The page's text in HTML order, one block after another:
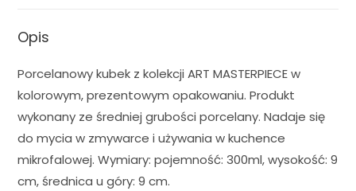
Opis
Porcelanowy kubek z kolekcji ART MASTERPIECE w
kolorowym, prezentowym opakowaniu. Produkt
wykonany ze średniej grubości porcelany. Nadaje się
do mycia w zmywarce i używania w kuchence
mikrofalowej. Wymiary: pojemność: 300ml, wysokość: 9
cm, średnica u góry: 9 cm.